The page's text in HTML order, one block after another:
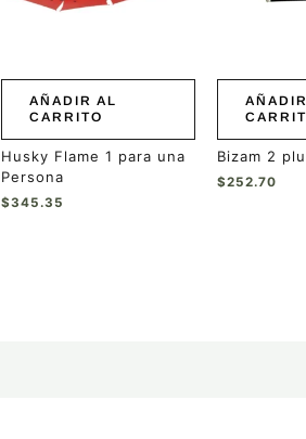
AÑADIR AL
CARRITO
Husky Flame 1 para una
Persona
$345.35
Bizam 2
$252.70